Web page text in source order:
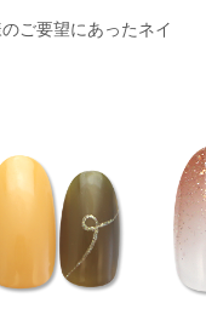
ご要望にあったネイ